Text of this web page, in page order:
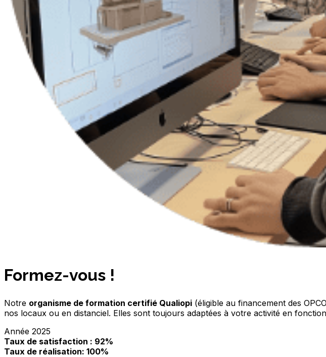
Formez-vous !
Notre organisme de formation certifié Qualiopi (éligible au financement des
nos locaux ou en distanciel. Elles sont toujours adaptées à votre activité en
Année 2025
Taux de satisfaction : 92%
Taux de réalisation: 100%